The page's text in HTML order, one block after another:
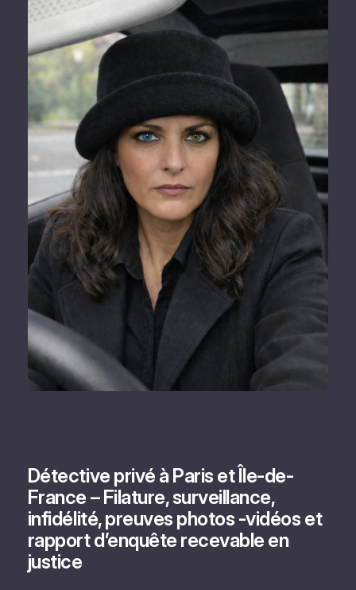
Détective privé à Paris et Île-de-
France – Filature, surveillance,
infidélité, preuves photos -vidéos et
rapport d’enquête recevable en
justice